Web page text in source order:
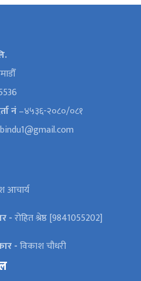
नं–४५३६-२०८०/०८१
आचार्य
-रोहित श्रेष्ठ [9841055202]
-विकाश चौधरी